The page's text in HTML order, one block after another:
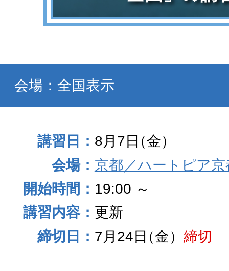
会場：全国表示
8月7日（金）
京都／ハートピア京
19:00 ～
更新
7月24日（金） 締切